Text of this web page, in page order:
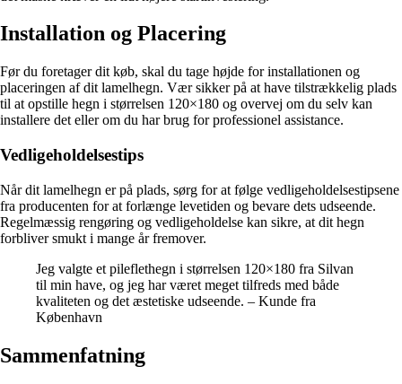
Installation og Placering
Før du foretager dit køb, skal du tage højde for installationen og
placeringen af dit lamelhegn. Vær sikker på at have tilstrækkelig plads
til at opstille hegn i størrelsen 120×180 og overvej om du selv kan
installere det eller om du har brug for professionel assistance.
Vedligeholdelsestips
Når dit lamelhegn er på plads, sørg for at følge vedligeholdelsestipsene
fra producenten for at forlænge levetiden og bevare dets udseende.
Regelmæssig rengøring og vedligeholdelse kan sikre, at dit hegn
forbliver smukt i mange år fremover.
Jeg valgte et pileflethegn i størrelsen 120×180 fra Silvan
til min have, og jeg har været meget tilfreds med både
kvaliteten og det æstetiske udseende. – Kunde fra
København
Sammenfatning